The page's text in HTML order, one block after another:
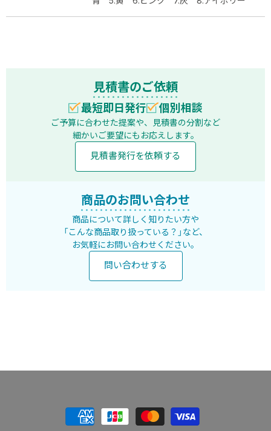
見積書のご依頼
最短即日発行 個別相談
ご予算に合わせた提案や、見積書の分割など
細かいご要望にもお応えします。
見積書発行を依頼する
商品のお問い合わせ
商品について詳しく知りたい方や
「こんな商品取り扱っている？」など、
お気軽にお問い合わせください。
問い合わせする